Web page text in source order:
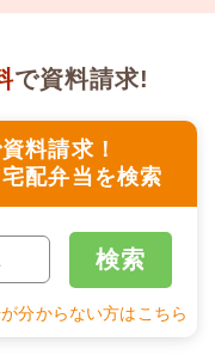
料請求！
配弁当を検索
で資料請求!
検索
分からない方はこちら